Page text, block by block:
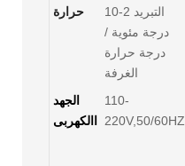
حرارة
التبريد 2-10
درجة مئوية /
درجة حرارة
الغرفة
الجهد
االكهربى
110-
220V,50/60HZ